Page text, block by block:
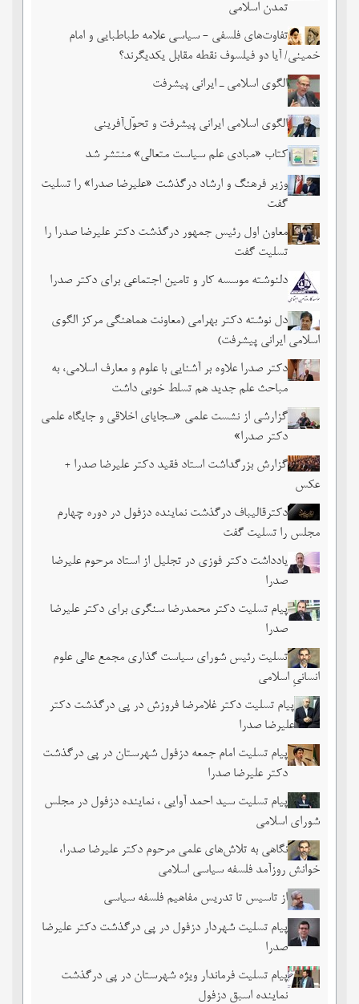
تمدن اسلامی
تفاوت‌های فلسفی - سیاسی علامه طباطبایی و امام
خمینی/ آیا دو فیلسوف نقطه مقابل یکدیگرند؟
الگوی اسلامی ـ ایرانی پیشرفت
الگوی اسلامی ایرانی پیشرفت و تحوّل‌آفرینی
کتاب «مبادی علم سیاست متعالی» منتشر شد
وزیر فرهنگ و ارشاد درگذشت «علیرضا صدرا» را تسلیت
گفت
معاون اول رئیس جمهور درگذشت دکتر علیرضا صدرا را
تسلیت گفت
دلنوشته موسسه کار و تامین اجتماعی برای دکتر صدرا
دل نوشته دکتر بهرامی (معاونت هماهنگی مرکز الگوی
اسلامی ایرانی پیشرفت)
دکتر صدرا علاوه بر آشنایی با علوم و معارف اسلامی، به
مباحث علم جدید هم تسلط خوبی داشت
گزارشی از نشست علمی «سجایای اخلاقی و جایگاه علمی
دکتر صدرا»
گزارش بزرگداشت استاد فقید دکتر علیرضا صدرا +
عکس
دکترقالیباف درگذشت نماینده دزفول در دوره چهارم
مجلس را تسلیت گفت
یادداشت دکتر فوزی در تجلیل از استاد مرحوم علیرضا
صدرا
پیام تسلیت دکتر محمدرضا سنگری برای دکتر علیرضا
صدرا
تسلیت رئیس شورای سیاست گذاری مجمع عالی علوم
انسانیِ اسلامی
پیام تسلیت دکتر غلامرضا فروزش در پی درگذشت دکتر
علیرضا صدرا
پیام تسلیت امام جمعه دزفول شهرستان در پی درگذشت
دکتر علیرضا صدرا
پیام تسلیت سید احمد آوایی ، نماینده دزفول در مجلس
شورای اسلامی
نگاهی به تلاش‌های علمی مرحوم دکتر علیرضا صدرا،
خوانش روزآمد فلسفه سیاسی اسلامی
از تاسیس تا تدریس مفاهیم فلسفه سیاسی
پیام تسلیت شهردار دزفول در پی درگذشت دکتر علیرضا
صدرا
پیام تسلیت فرماندار ویژه شهرستان در پی درگذشت
نماینده اسبق دزفول